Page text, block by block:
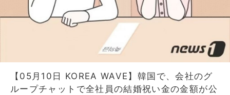
【05月10日 KOREA WAVE】韓国で、会社のグ
ループチャットで全社員の結婚祝い金の金額が公